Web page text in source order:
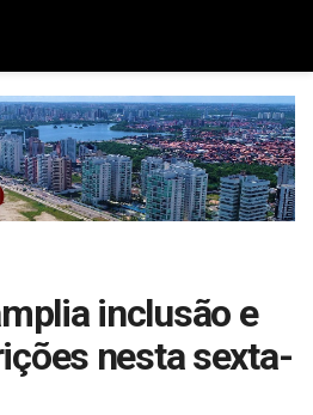
inclusão e
nesta sexta-